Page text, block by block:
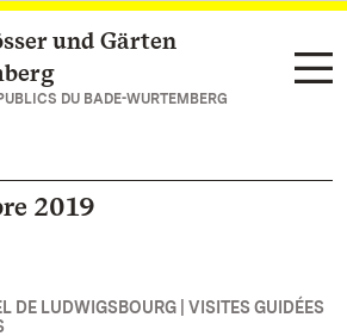
und Gärten
DU BADE-WURTEMBERG
2019
DE LUDWIGSBOURG | VISITES GUIDÉES